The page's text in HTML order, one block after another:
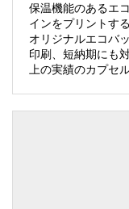
保温機能のあるエ
インをプリントす
オリジナルエコバ
印刷、短納期にも
上の実績のカプセ